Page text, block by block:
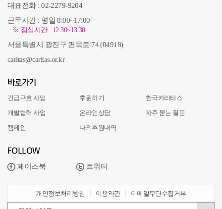
대표전화 : 02-2279-9204
근무시간 : 평일 8:00~17:00
※ 점심시간 : 12:30~13:30
서울특별시 광진구 면목로 74 (04918)
caritas@caritas.or.kr
바로가기
긴급구호 사업
개발협력 사업
캠페인
후원하기
온라인상담
나의후원내역
한국카리타스
자주 묻는 질문
FOLLOW
페이스북 트위터
개인정보처리방침 이용약관 이메일무단수집거부